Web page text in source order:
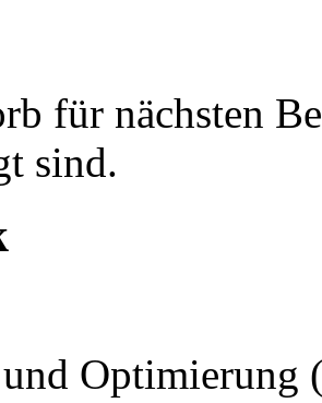
für nächsten
sind.
Optimierung